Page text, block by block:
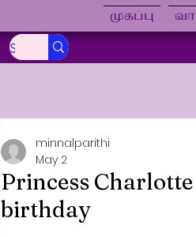
முகப்பு
Princess
birthday
minnalparithi
May 2